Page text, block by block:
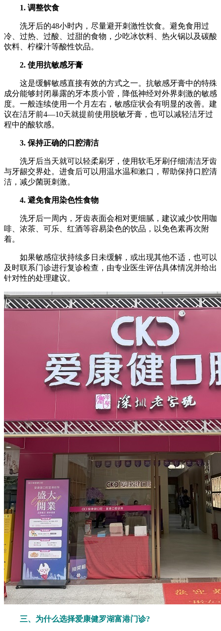
1. 调整饮食
洗牙后的48小时内，尽量避开刺激性饮食。避免食用过
冷、过热、过酸、过甜的食物，少吃冰饮料、热火锅以及碳酸
饮料、柠檬汁等酸性饮品。
2. 使用抗敏感牙膏
这是缓解敏感直接有效的方式之一。抗敏感牙膏中的特殊
成分能够封闭暴露的牙本质小管，降低神经对外界刺激的敏感
度。一般连续使用一个月左右，敏感症状会有明显的改善。建
议在洁牙前4—10天就提前使用脱敏牙膏，也可以减轻洁牙过
程中的酸软感。
3. 保持正确的口腔清洁
洗牙后当天就可以轻柔刷牙，使用软毛牙刷仔细清洁牙齿
与牙龈交界处。进食后可以用温水温和漱口，帮助保持口腔清
洁，减少菌斑刺激。
4. 避免食用染色性食物
洗牙后一周内，牙齿表面会相对更细腻，建议减少饮用咖
啡、浓茶、可乐、红酒等容易染色的饮品，以免色素再次附
着。
如果敏感症状持续多日未缓解，或出现其他不适，也可以
及时联系门诊进行复诊检查，由专业医生评估具体情况并给出
针对性的处理建议。
三、为什么选择爱康健罗湖富港门诊?